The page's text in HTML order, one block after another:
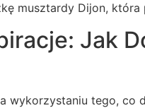
musztardy Dijon, która
Jak
wykorzystaniu tego, co